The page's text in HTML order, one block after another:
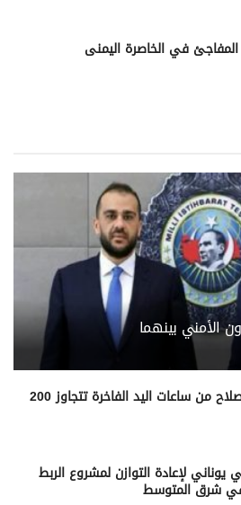
المفاجئ في الخاصرة اليمنى
الأمني بينهما
ثروة محمد صلاح من ساعات اليد الفاخرة تتجاوز 200
لإعادة التوازن لمشروع الربط
شرق المتوسط